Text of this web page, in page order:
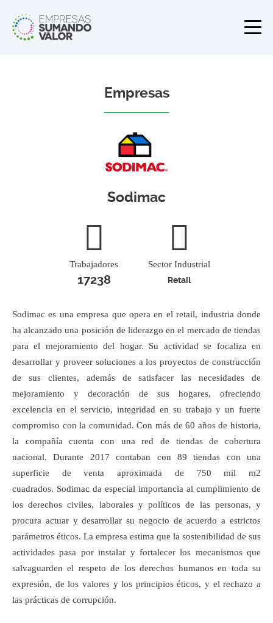
Empresas
Sodimac
Sodimac es una empresa que opera en el retail, industria donde
ha alcanzado una posición de liderazgo en el mercado de tiendas
para el mejoramiento del hogar. Su actividad se focaliza en
desarrollar y proveer soluciones a los proyectos de construcción
de sus clientes, además de satisfacer las necesidades de
mejoramiento y decoración de sus hogares, ofreciendo
excelencia en el servicio, integridad en su trabajo y un fuerte
compromiso con la comunidad. Con más de 60 años de historia,
la compañía cuenta con una red de tiendas de cobertura
nacional. Durante 2017 contaban con 89 tiendas con una
superficie de venta aproximada de 750 mil m2
cuadrados. Sodimac da especial importancia al cumplimiento de
los derechos civiles, laborales y políticos de las personas, y
procura actuar y desarrollar su negocio de acuerdo a estrictos
parámetros éticos. La empresa estima que la sostenibilidad de sus
actividades pasa por instalar y fortalecer los mecanismos que
salvaguarden el respeto de los derechos humanos en toda su
expresión, de los valores y los principios éticos, y el rechazo a
las prácticas de corrupción.
Trabajadores
17238
Sector Industrial
Retail